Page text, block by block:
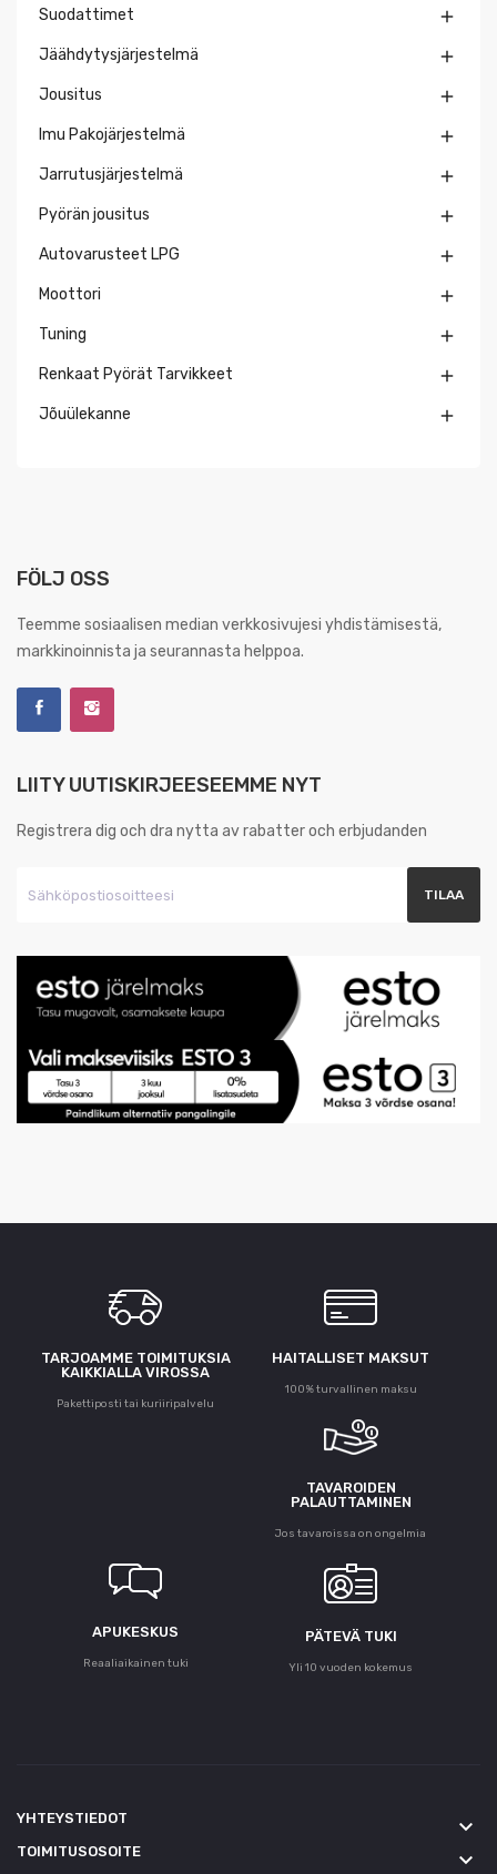
Suodattimet 
Jäähdytysjärjestelmä 
Jousitus 
Imu Pakojärjestelmä 
Jarrutusjärjestelmä 
Pyörän jousitus 
Autovarusteet LPG 
Moottori 
Tuning 
Renkaat Pyörät Tarvikkeet 
Jõuülekanne 
FÖLJ OSS
Teemme sosiaalisen median verkkosivujesi yhdistämisestä,
markkinoinnista ja seurannasta helppoa.
LIITY UUTISKIRJEESEEMME NYT
Registrera dig och dra nytta av rabatter och erbjudanden
TARJOAMME TOIMITUKSIA
KAIKKIALLA VIROSSA
Pakettiposti tai kuriiripalvelu
HAITALLISET MAKSUT
100% turvallinen maksu
TAVAROIDEN
PALAUTTAMINEN
Jos tavaroissa on ongelmia
APUKESKUS
Reaaliaikainen tuki
PÄTEVÄ TUKI
Yli 10 vuoden kokemus
YHTEYSTIEDOT keyboard_arrow_down
TOIMITUSOSOITE keyboard_arrow_down